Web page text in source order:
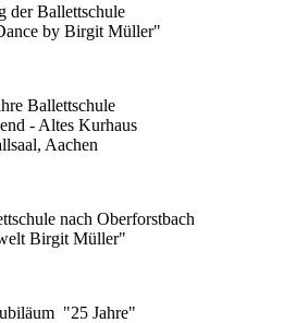
der Ballettschule
by Birgit Müller"
Ballettschule
- Altes Kurhaus
Aachen
nach Oberforstbach
Birgit Müller"
"25 Jahre"